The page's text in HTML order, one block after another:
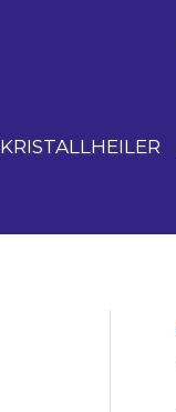
KRISTALLHEILER